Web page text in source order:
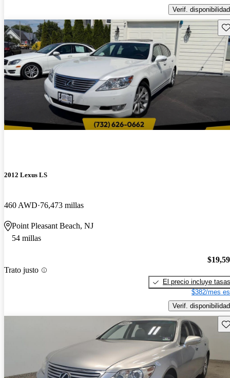
Verif. disponibilidad
2012 Lexus LS
460 AWD 76,473 millas
Point Pleasant Beach, NJ
54 millas
Trato justo
El precio incluye tasas
$382/mes
Verif. disponibilidad